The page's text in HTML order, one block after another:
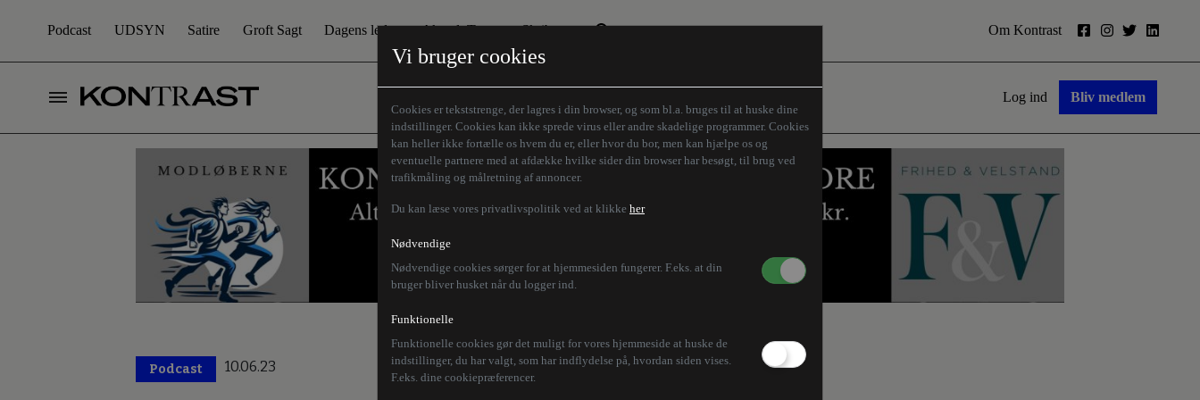
Vi bruger cookies
Cookies er tekststrenge, der lagres i din browser, og som bl.a. bruges til at huske dine
indstillinger. Cookies kan ikke sprede virus eller andre skadelige programmer. Cookies
kan heller ikke fortælle os hvem du er, eller hvor du bor, men kan hjælpe os og
eventuelle partnere med at afdække hvilke sider din browser har besøgt, til brug ved
trafikmåling og målretning af annoncer.
Du kan læse vores privatlivspolitik ved at klikke her
Nødvendige
Nødvendige cookies sørger for at hjemmesiden fungerer. F.eks. at din
bruger bliver husket når du logger ind.
Funktionelle
Funktionelle cookies gør det muligt for vores hjemmeside at huske de
indstillinger, du har valgt, som har indflydelse på, hvordan siden vises.
F.eks. dine cookiepræferencer.
Podcast UDSYN Satire Groft Sagt Dagens leder Aktuelt Tema
Den borgelige brille
Humaniora forfra
Store Danskere
Skribenter
Z-aksen
Om Kontrast
Log ind Bliv medlem
Podcast 10.06.23